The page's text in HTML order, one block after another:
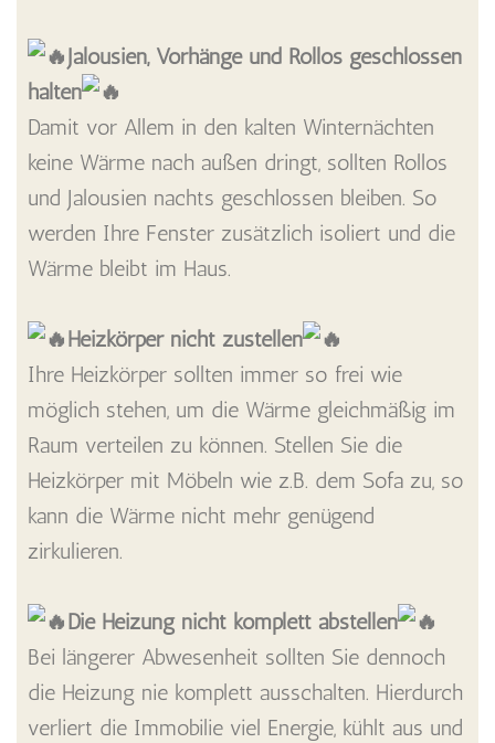
Jalousien, Vorhänge und Rollos geschlossen
halten
Damit vor Allem in den kalten Winternächten
keine Wärme nach außen dringt, sollten Rollos
und Jalousien nachts geschlossen bleiben. So
werden Ihre Fenster zusätzlich isoliert und die
Wärme bleibt im Haus.
Heizkörper nicht zustellen
Ihre Heizkörper sollten immer so frei wie
möglich stehen, um die Wärme gleichmäßig im
Raum verteilen zu können. Stellen Sie die
Heizkörper mit Möbeln wie z.B. dem Sofa zu, so
kann die Wärme nicht mehr genügend
zirkulieren.
Die Heizung nicht komplett abstellen
Bei längerer Abwesenheit sollten Sie dennoch
die Heizung nie komplett ausschalten. Hierdurch
verliert die Immobilie viel Energie, kühlt aus und